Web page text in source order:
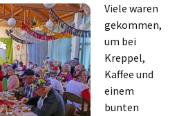
Viele waren
gekommen,
um bei
Kreppel,
Kaffee und
einem
bunten